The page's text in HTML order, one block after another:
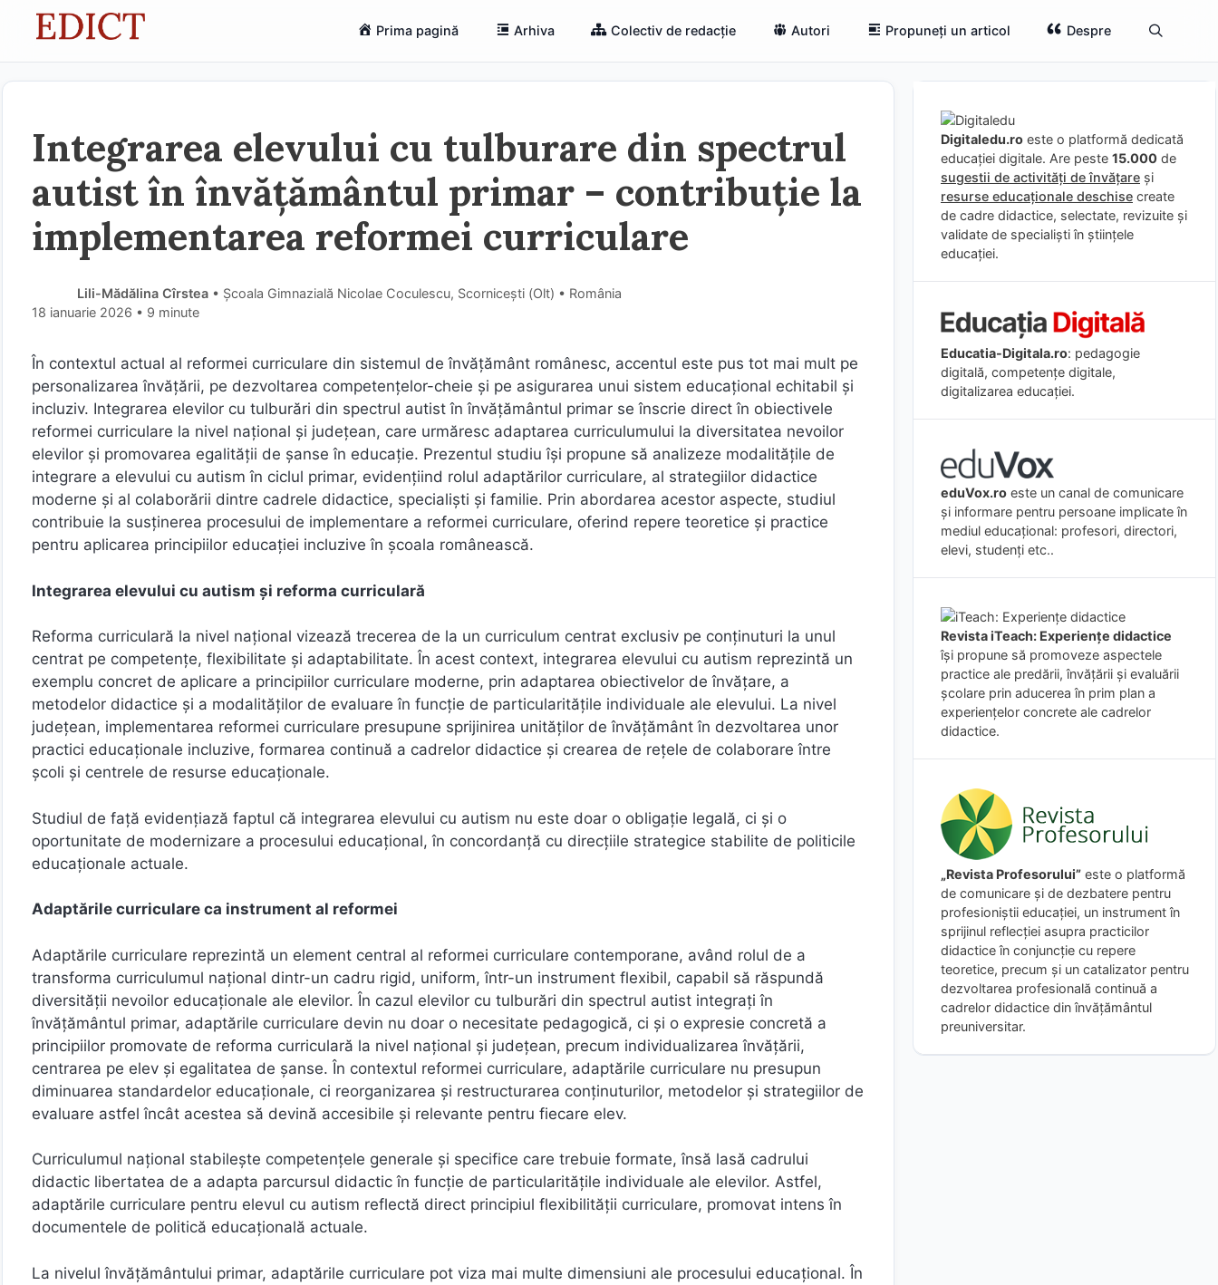
Prima pagină Arhiva Colectiv de redacție Autori Propuneți un articol Despre
Integrarea elevului cu tulburare din spectrul
autist în învățământul primar – contribuție la
implementarea reformei curriculare
Lili-Mădălina Cîrstea • Școala Gimnazială Nicolae Coculescu, Scornicești (Olt) • România
18 ianuarie 2026 • 9 minute
În contextul actual al reformei curriculare din sistemul de învățământ românesc, accentul este pus tot mai mult pe
personalizarea învățării, pe dezvoltarea competențelor-cheie și pe asigurarea unui sistem educațional echitabil și
incluziv. Integrarea elevilor cu tulburări din spectrul autist în învățământul primar se înscrie direct în obiectivele
reformei curriculare la nivel național și județean, care urmăresc adaptarea curriculumului la diversitatea nevoilor
elevilor și promovarea egalității de șanse în educație. Prezentul studiu își propune să analizeze modalitățile de
integrare a elevului cu autism în ciclul primar, evidențiind rolul adaptărilor curriculare, al strategiilor didactice
moderne și al colaborării dintre cadrele didactice, specialiști și familie. Prin abordarea acestor aspecte, studiul
contribuie la susținerea procesului de implementare a reformei curriculare, oferind repere teoretice și practice
pentru aplicarea principiilor educației incluzive în școala românească.
Integrarea elevului cu autism și reforma curriculară
Reforma curriculară la nivel național vizează trecerea de la un curriculum centrat exclusiv pe conținuturi la unul
centrat pe competențe, flexibilitate și adaptabilitate. În acest context, integrarea elevului cu autism reprezintă un
exemplu concret de aplicare a principiilor curriculare moderne, prin adaptarea obiectivelor de învățare, a
metodelor didactice și a modalităților de evaluare în funcție de particularitățile individuale ale elevului. La nivel
județean, implementarea reformei curriculare presupune sprijinirea unităților de învățământ în dezvoltarea unor
practici educaționale incluzive, formarea continuă a cadrelor didactice și crearea de rețele de colaborare între
școli și centrele de resurse educaționale.
Studiul de față evidențiază faptul că integrarea elevului cu autism nu este doar o obligație legală, ci și o
oportunitate de modernizare a procesului educațional, în concordanță cu direcțiile strategice stabilite de politicile
educaționale actuale.
Adaptările curriculare ca instrument al reformei
Adaptările curriculare reprezintă un element central al reformei curriculare contemporane, având rolul de a
transforma curriculumul național dintr-un cadru rigid, uniform, într-un instrument flexibil, capabil să răspundă
diversității nevoilor educaționale ale elevilor. În cazul elevilor cu tulburări din spectrul autist integrați în
învățământul primar, adaptările curriculare devin nu doar o necesitate pedagogică, ci și o expresie concretă a
principiilor promovate de reforma curriculară la nivel național și județean, precum individualizarea învățării,
centrarea pe elev și egalitatea de șanse. În contextul reformei curriculare, adaptările curriculare nu presupun
diminuarea standardelor educaționale, ci reorganizarea și restructurarea conținuturilor, metodelor și strategiilor de
evaluare astfel încât acestea să devină accesibile și relevante pentru fiecare elev.
Curriculumul național stabilește competențele generale și specifice care trebuie formate, însă lasă cadrului
didactic libertatea de a adapta parcursul didactic în funcție de particularitățile individuale ale elevilor. Astfel,
adaptările curriculare pentru elevul cu autism reflectă direct principiul flexibilității curriculare, promovat intens în
documentele de politică educațională actuale.
La nivelul învățământului primar, adaptările curriculare pot viza mai multe dimensiuni ale procesului educațional. În
Digitaledu.ro este o platformă dedicată
educației digitale. Are peste 15.000 de
sugestii de activități de învățare și
resurse educaționale deschise create
de cadre didactice, selectate, revizuite și
validate de specialiști în științele
educației.
Educatia-Digitala.ro: pedagogie
digitală, competențe digitale,
digitalizarea educației.
eduVox.ro este un canal de comunicare
și informare pentru persoane implicate în
mediul educațional: profesori, directori,
elevi, studenți etc..
Revista iTeach: Experienţe didactice
îşi propune să promoveze aspectele
practice ale predării, învăţării şi evaluării
şcolare prin aducerea în prim plan a
experienţelor concrete ale cadrelor
didactice.
„Revista Profesorului” este o platformă
de comunicare și de dezbatere pentru
profesioniștii educației, un instrument în
sprijinul reflecției asupra practicilor
didactice în conjuncție cu repere
teoretice, precum și un catalizator pentru
dezvoltarea profesională continuă a
cadrelor didactice din învățământul
preuniversitar.